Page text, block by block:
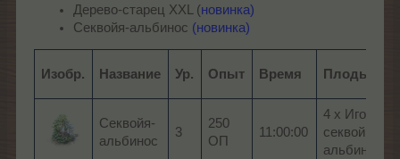
Дерево-старец XXL (новинка)
Секвойя-альбинос (новинка)
Изобр. Название Ур. Опыт Время Плоды
Секвойя-
альбинос
3
250
ОП
11:00:00
4 x Иголки
секвойи-
альбиноса